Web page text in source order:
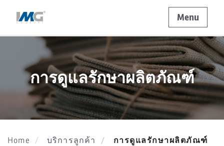
Menu
การดูแลรักษาผลิตภัณฑ์
Home บริการลูกค้า การดูแลรักษาผลิตภัณฑ์